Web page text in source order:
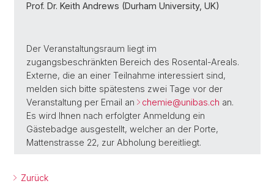
Prof. Dr. Keith Andrews (Durham University, UK)
Der Veranstaltungsraum liegt im
zugangsbeschränkten Bereich des Rosental-Areals.
Externe, die an einer Teilnahme interessiert sind,
melden sich bitte spätestens zwei Tage vor der
Veranstaltung per Email an
chemie@unibas.ch an.
Es wird Ihnen nach erfolgter Anmeldung ein
Gästebadge ausgestellt, welcher an der Porte,
Mattenstrasse 22, zur Abholung bereitliegt.
Zurück